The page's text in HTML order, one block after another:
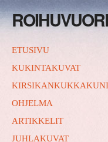
ETUSIVU
KUKINTAKUVAT
OHJELMA
ARTIKKELIT
JUHLAKUVAT